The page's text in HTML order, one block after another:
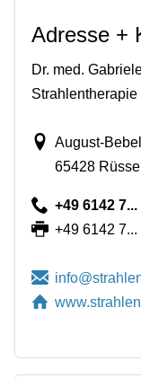
Adresse +
Dr. med.
August-
65428
+49 6142 7...
+49 6142 7...